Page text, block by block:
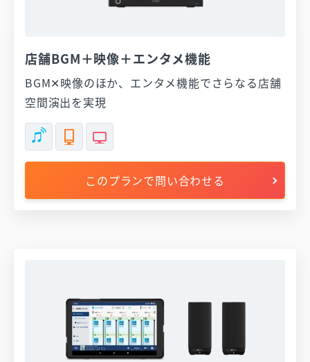
店舗BGM＋映像＋エンタメ機能
BGM✕映像のほか、エンタメ機能でさらなる店舗
空間演出を実現
このプランで問い合わせる